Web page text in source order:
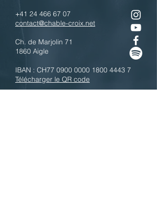
+41 24 466 67 07
contact@chable-croix.net
Ch. de Marjolin 71
1860 Aigle
IBAN : CH77 0900 0000 1800 4443 7
Télécharger le QR code